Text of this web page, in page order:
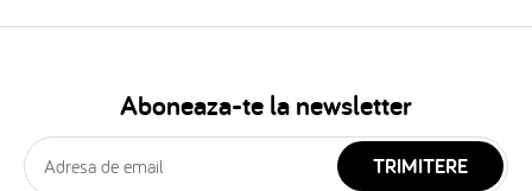
Aboneaza-te la newsletter
TRIMITERE